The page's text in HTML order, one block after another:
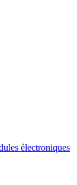
électroniques